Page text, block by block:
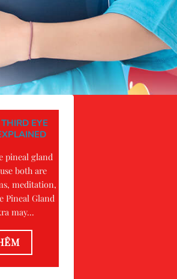
EYE
pineal gland
both are
meditation,
Pineal Gland
may...